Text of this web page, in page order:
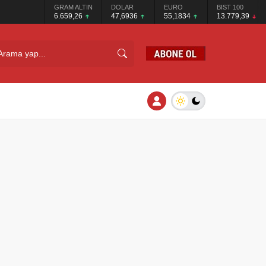
GRAM ALTIN
6.659,26
DOLAR
47,6936
EURO
55,1834
BIST 100
13.779,39